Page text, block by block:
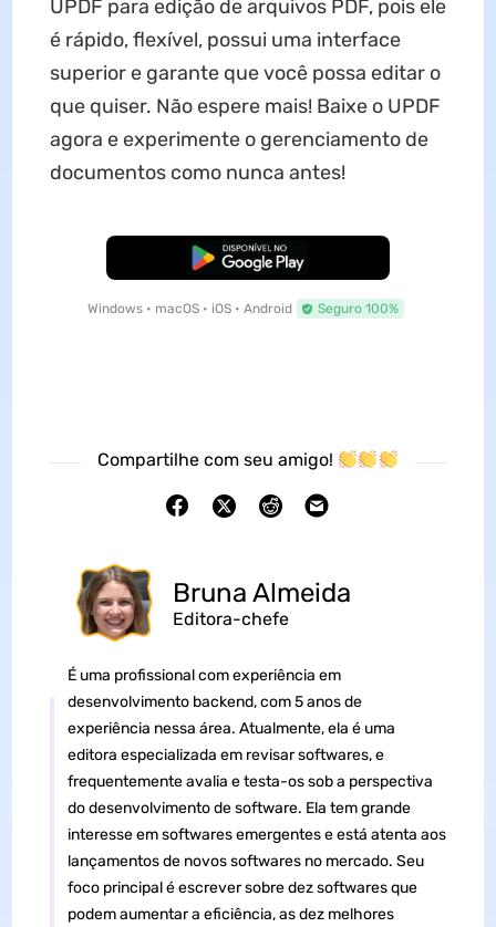
UPDF para edição de arquivos PDF, pois ele
é rápido, flexível, possui uma interface
superior e garante que você possa editar o
que quiser. Não espere mais! Baixe o UPDF
agora e experimente o gerenciamento de
documentos como nunca antes!
Baixar Grátis
Windows • macOS • iOS • Android Seguro 100%
Compartilhe com seu amigo!
Bruna Almeida
Editora-chefe
É uma profissional com experiência em
desenvolvimento backend, com 5 anos de
experiência nessa área. Atualmente, ela é uma
editora especializada em revisar softwares, e
frequentemente avalia e testa-os sob a perspectiva
do desenvolvimento de software. Ela tem grande
interesse em softwares emergentes e está atenta aos
lançamentos de novos softwares no mercado. Seu
foco principal é escrever sobre dez softwares que
podem aumentar a eficiência, as dez melhores